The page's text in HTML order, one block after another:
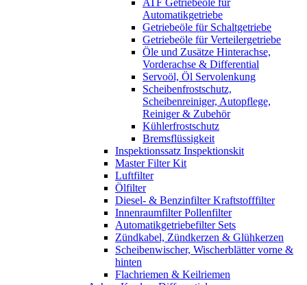
Automatikgetriebe
Getriebeöle für Schaltgetriebe
Getriebeöle für Verteilergetriebe
Öle und Zusätze Hinterachse,
Vorderachse & Differential
Servoöl, Öl Servolenkung
Scheibenfrostschutz,
Scheibenreiniger, Autopflege,
Reiniger & Zubehör
Kühlerfrostschutz
Bremsflüssigkeit
Inspektionssatz Inspektionskit
Master Filter Kit
Luftfilter
Ölfilter
Diesel- & Benzinfilter Kraftstofffilter
Innenraumfilter Pollenfilter
Automatikgetriebefilter Sets
Zündkabel, Zündkerzen & Glühkerzen
Scheibenwischer, Wischerblätter vorne &
hinten
Flachriemen & Keilriemen